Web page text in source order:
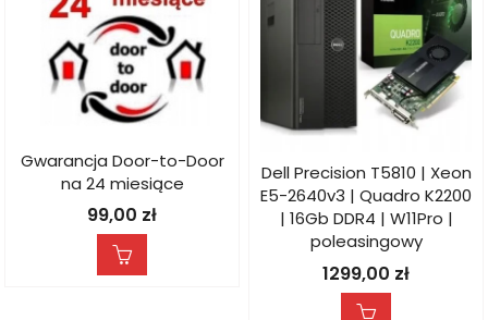
Gwarancja Door-to-Door
na 24 miesiące
99,00 zł
Dell Precision T5810 | Xeon
E5-2640v3 | Quadro K2200
| 16Gb DDR4 | W11Pro |
poleasingowy
1299,00 zł